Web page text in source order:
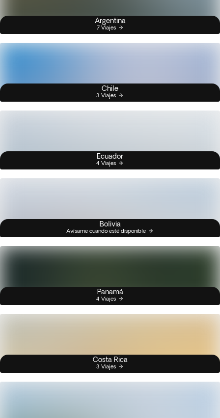
Argentina
7 Viajes
Chile
3 Viajes
Ecuador
4 Viajes
Bolivia
Avísame cuando esté disponible
Panamá
4 Viajes
Costa Rica
3 Viajes